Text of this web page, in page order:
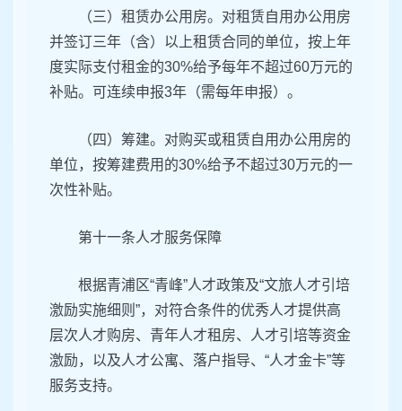
（三）租赁办公用房。对租赁自用办公用房
并签订三年（含）以上租赁合同的单位，按上年
度实际支付租金的30%给予每年不超过60万元的
补贴。可连续申报3年（需每年申报）。
（四）筹建。对购买或租赁自用办公用房的
单位，按筹建费用的30%给予不超过30万元的一
次性补贴。
第十一条人才服务保障
根据青浦区“青峰”人才政策及“文旅人才引培
激励实施细则”，对符合条件的优秀人才提供高
层次人才购房、青年人才租房、人才引培等资金
激励，以及人才公寓、落户指导、“人才金卡”等
服务支持。